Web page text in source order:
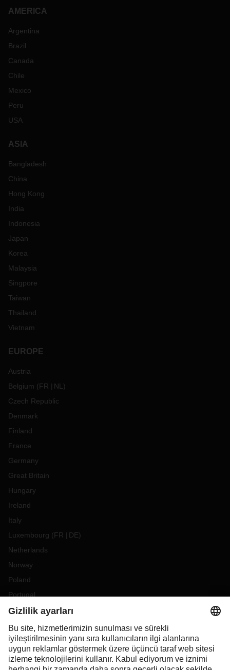
AMERICA
Argentina
Brazil
Canada
Chile
Mexico
Peru
USA
ASIA
Bangladesh
China
Hong Kong
India
Indonesia
Japan
Korea
Malaysia
Singpore
Taiwan
Thailand
Vietnam
EUROPE
Austria
Belgium (FR NL )
Czech Republic
Denmark
Finland
France
Germany
Great Britain
Hungary
Ireland
Italy
Luxembourg (FR DE)
Netherlands
Norway
Poland
Portugal
Romania
Slovakia
Spain
Sweden